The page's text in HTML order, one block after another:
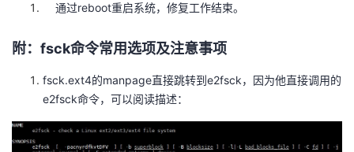
通过reboot重启系统，修复工作结束。
附：fsck命令常用选项及注意事项
fsck.ext4的manpage直接跳转到e2fsck，因为他直接调用的
e2fsck命令，可以阅读描述：